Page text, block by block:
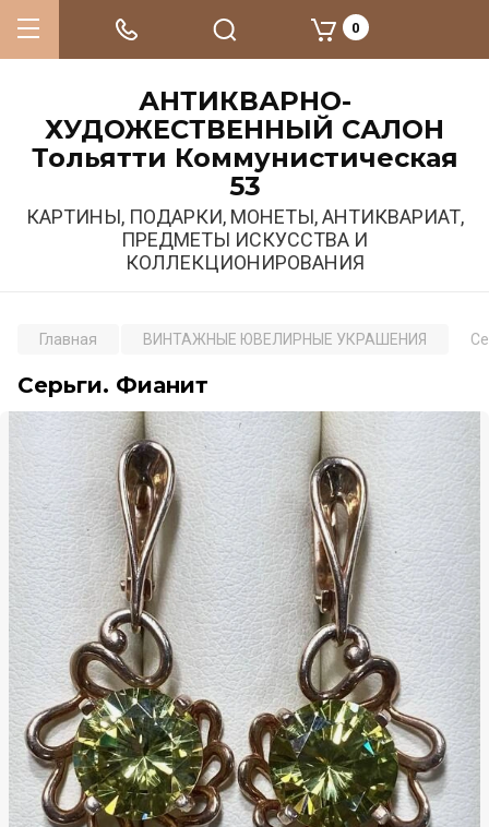
АНТИКВАРНО-
ХУДОЖЕСТВЕННЫЙ САЛОН
Тольятти Коммунистическая
53
КАРТИНЫ, ПОДАРКИ, МОНЕТЫ, АНТИКВАРИАТ,
ПРЕДМЕТЫ ИСКУССТВА И
КОЛЛЕКЦИОНИРОВАНИЯ
0
Главная ВИНТАЖНЫЕ ЮВЕЛИРНЫЕ УКРАШЕНИЯ
Серьги. Фианит